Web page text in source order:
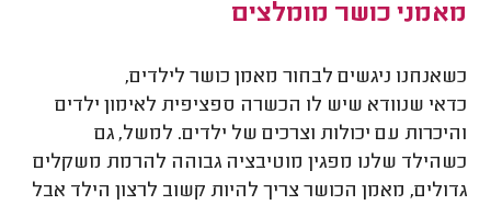
מאמני כושר מומלצים
כשאנחנו ניגשים לבחור מאמן כושר לילדים,
כדאי שנוודא שיש לו הכשרה ספציפית לאימון ילדים
והיכרות עם יכולות וצרכים של ילדים. למשל, גם
כשהילד שלנו מפגין מוטיבציה גבוהה להרמת משקלים
גדולים, מאמן הכושר צריך להיות קשוב לרצון הילד אבל